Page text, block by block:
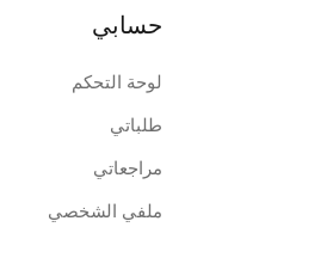
حسابي
لوحة التحكم
طلباتي
مراجعاتي
ملفي الشخصي